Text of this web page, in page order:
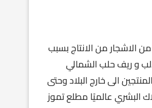
الاشجار من الانتاج بسبب
و ريف حلب الشمالي
الى خارج البلاد وحتى
البشري عالميًا مطلع تموز